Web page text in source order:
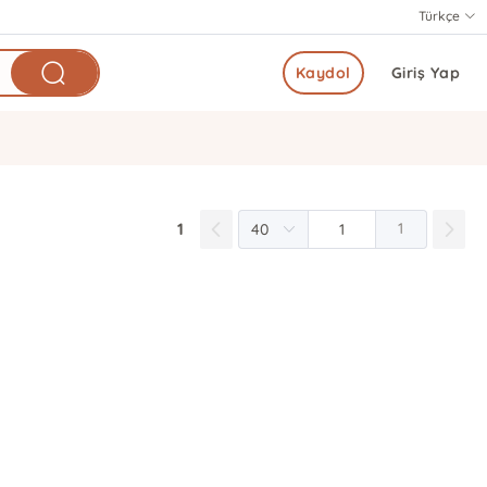
Türkçe
Giriş Yap
Kaydol
1 1